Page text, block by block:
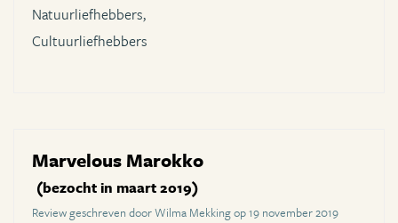
Natuurliefhebbers,
Cultuurliefhebbers
Marvelous Marokko
(bezocht in maart 2019)
Review geschreven door Wilma Mekking op 19 november 2019